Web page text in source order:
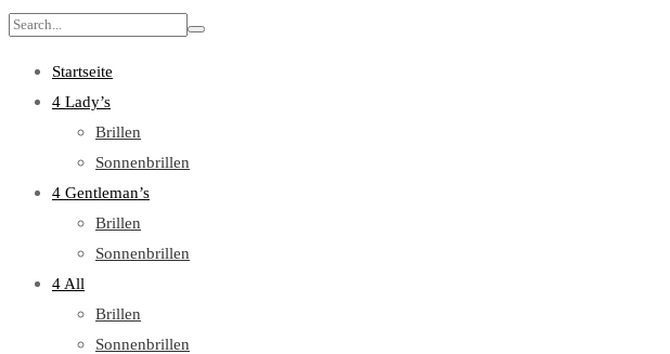
Search
Startseite
4 Lady’s
Brillen
Sonnenbrillen
4 Gentleman’s
Brillen
Sonnenbrillen
4 All
Brillen
Sonnenbrillen